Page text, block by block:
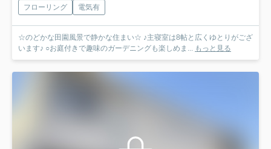
フローリング
電気有
☆のどかな田園風景で静かな住まい☆ ♪主寝室は8帖と広くゆとりがござ
います♪ ○お庭付きで趣味のガーデニングも楽しめま... もっと見る